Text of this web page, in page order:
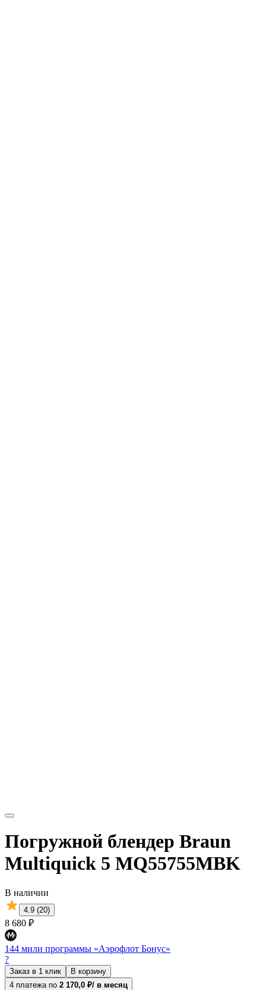
Погружной блендер Braun
Multiquick 5 MQ55755MBK
В наличии
4.9 (20)
8 680 ₽
144 мили программы «Аэрофлот Бонус»
?
Заказ в 1 клик
В корзину
4 платежа по 2 170,0 ₽/ в месяц